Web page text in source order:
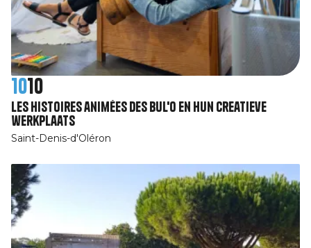
1010
Les Histoires animées des Bul'o en hun creatieve
werkplaats
Saint-Denis-d'Oléron